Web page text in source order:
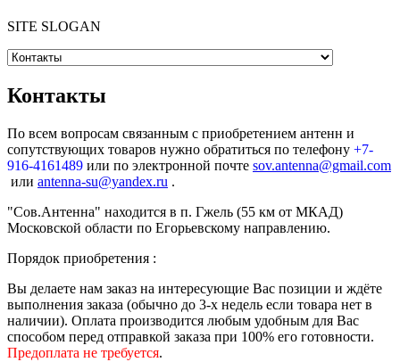
SITE SLOGAN
Контакты
По всем вопросам связанным с приобретением антенн и
сопутствующих товаров нужно обратиться по телефону +7-
916-4161489 или по электронной почте sov.antenna@gmail.com
или antenna-su@yandex.ru .
"Сов.Антенна" находится в п. Гжель (55 км от МКАД)
Московской области по Егорьевскому направлению.
Порядок приобретения :
Вы делаете нам заказ на интересующие Вас позиции и ждёте
выполнения заказа (обычно до 3-х недель если товара нет в
наличии). Оплата производится любым удобным для Вас
способом перед отправкой заказа при 100% его готовности.
Предоплата не требуется.